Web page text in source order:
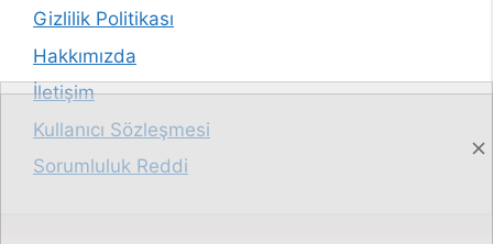
Gizlilik Politikası
Hakkımızda
İletişim
Kullanıcı Sözleşmesi
Sorumluluk Reddi